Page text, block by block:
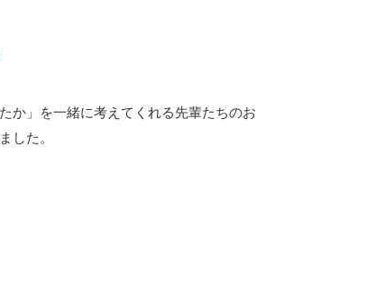
か」を一緒に考えてくれる先輩たちのお
した。